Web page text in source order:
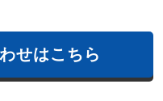
せはこちら